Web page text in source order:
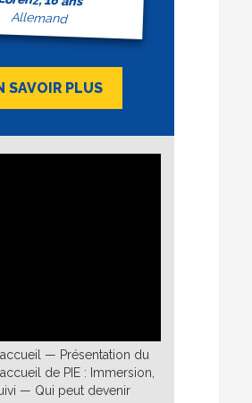
Allemand
SAVOIR PLUS
— Présentation du
de PIE : Immersion,
— Qui peut devenir